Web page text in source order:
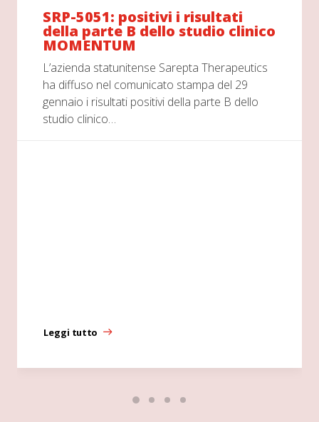
SRP-5051: positivi i risultati
della parte B dello studio clinico
MOMENTUM
L’azienda statunitense Sarepta Therapeutics
ha diffuso nel comunicato stampa del 29
gennaio i risultati positivi della parte B dello
studio clinico…
Leggi tutto